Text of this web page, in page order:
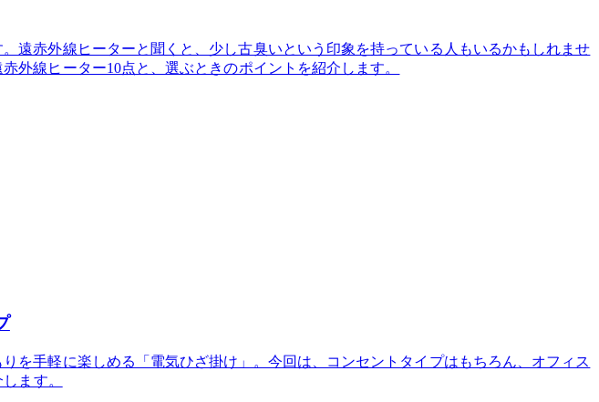
遠赤外線ヒーターと聞くと、少し古臭いという印象を持っている人もいるかもしれませ
外線ヒーター10点と、選ぶときのポイントを紹介します。
を手軽に楽しめる「電気ひざ掛け」。今回は、コンセントタイプはもちろん、オフィス
ます。